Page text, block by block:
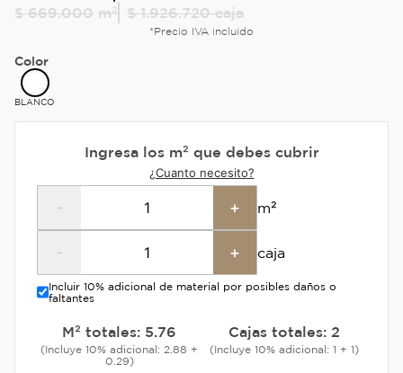
$ 669.000 m² $ 1.926.720caja
*Precio IVA incluido
Color
BLANCO
Ingresa los m² que debes cubrir
¿Cuanto necesito?
- + m²
- + caja
Incluir 10% adicional de material por posibles daños o
faltantes
M² totales: 5.76
(Incluye 10% adicional: 2.88 +
0.29)
Cajas totales: 2
(Incluye 10% adicional: 1 + 1)